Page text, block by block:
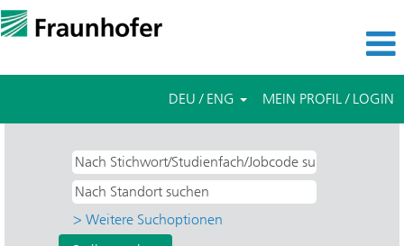
DEU / ENG MEIN PROFIL / LOGIN
> Weitere Suchoptionen